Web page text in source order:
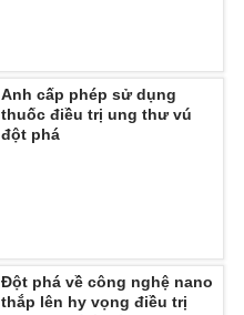
Anh cấp phép sử dụng
thuốc điều trị ung thư vú
đột phá
Đột phá về công nghệ nano
thắp lên hy vọng điều trị